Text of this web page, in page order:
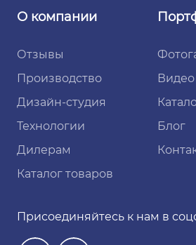
О компании
Отзывы
Производство
Дизайн-студия
Технологии
Дилерам
Каталог товаров
Видео
Блог
Присоединяйтесь к нам в